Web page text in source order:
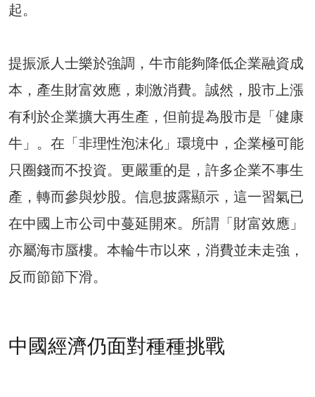
起。
提振派人士樂於強調，牛市能夠降低企業融資成
本，產生財富效應，刺激消費。誠然，股市上漲
有利於企業擴大再生產，但前提為股市是「健康
牛」。在「非理性泡沫化」環境中，企業極可能
只圈錢而不投資。更嚴重的是，許多企業不事生
產，轉而參與炒股。信息披露顯示，這一習氣已
在中國上市公司中蔓延開來。所謂「財富效應」
亦屬海市蜃樓。本輪牛市以來，消費並未走強，
反而節節下滑。
中國經濟仍面對種種挑戰